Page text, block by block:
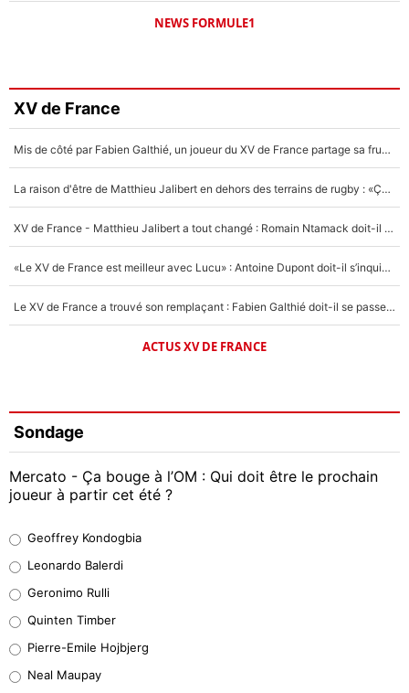
NEWS FORMULE1
XV de France
Mis de côté par Fabien Galthié, un joueur du XV de France partage sa frustration : «ils ne me l’ont pas dit tout de suite»
La raison d'être de Matthieu Jalibert en dehors des terrains de rugby : «Ça m'atteint autant que si tu touches à un membre de ma famille»
XV de France - Matthieu Jalibert a tout changé : Romain Ntamack doit-il s’inquiéter pour sa place à un an de la Coupe du monde ?
«Le XV de France est meilleur avec Lucu» : Antoine Dupont doit-il s’inquiéter pour sa place ?
Le XV de France a trouvé son remplaçant : Fabien Galthié doit-il se passer d'Antoine Dupont ?
ACTUS XV DE FRANCE
Sondage
Mercato - Ça bouge à l’OM : Qui doit être le prochain
joueur à partir cet été ?
38%
32%
5%
Geoffrey Kondogbia
Leonardo Balerdi
Geronimo Rulli
Quinten Timber
Pierre-Emile Hojbjerg
Neal Maupay